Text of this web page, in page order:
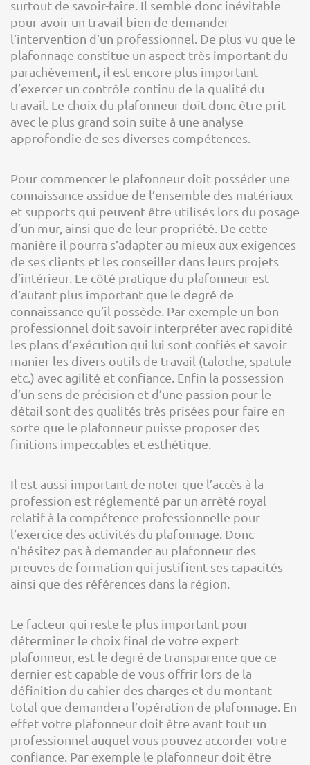
surtout de savoir-faire. Il semble donc inévitable
pour avoir un travail bien de demander
l’intervention d’un professionnel. De plus vu que le
plafonnage constitue un aspect très important du
parachèvement, il est encore plus important
d’exercer un contrôle continu de la qualité du
travail. Le choix du plafonneur doit donc être prit
avec le plus grand soin suite à une analyse
approfondie de ses diverses compétences.
Pour commencer le plafonneur doit posséder une
connaissance assidue de l’ensemble des matériaux
et supports qui peuvent être utilisés lors du posage
d’un mur, ainsi que de leur propriété. De cette
manière il pourra s’adapter au mieux aux exigences
de ses clients et les conseiller dans leurs projets
d’intérieur. Le côté pratique du plafonneur est
d’autant plus important que le degré de
connaissance qu’il possède. Par exemple un bon
professionnel doit savoir interpréter avec rapidité
les plans d’exécution qui lui sont confiés et savoir
manier les divers outils de travail (taloche, spatule
etc.) avec agilité et confiance. Enfin la possession
d’un sens de précision et d’une passion pour le
détail sont des qualités très prisées pour faire en
sorte que le plafonneur puisse proposer des
finitions impeccables et esthétique.
Il est aussi important de noter que l’accès à la
profession est réglementé par un arrêté royal
relatif à la compétence professionnelle pour
l’exercice des activités du plafonnage. Donc
n’hésitez pas à demander au plafonneur des
preuves de formation qui justifient ses capacités
ainsi que des références dans la région.
Le facteur qui reste le plus important pour
déterminer le choix final de votre expert
plafonneur, est le degré de transparence que ce
dernier est capable de vous offrir lors de la
définition du cahier des charges et du montant
total que demandera l’opération de plafonnage. En
effet votre plafonneur doit être avant tout un
professionnel auquel vous pouvez accorder votre
confiance. Par exemple le plafonneur doit être